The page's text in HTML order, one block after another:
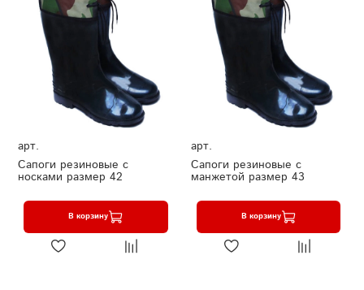
арт.
Сапоги резиновые с
носками размер 42
В корзину
арт.
Сапоги резиновые с
манжетой размер 43
В корзину